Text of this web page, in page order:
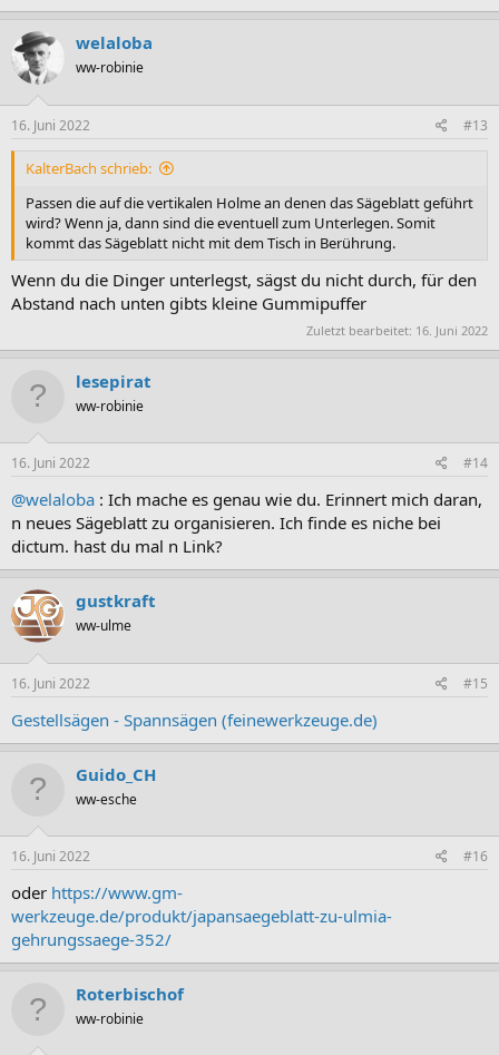
welaloba
ww-robinie
16. Juni 2022 #13
KalterBach schrieb:
Passen die auf die vertikalen Holme an denen das Sägeblatt geführt
wird? Wenn ja, dann sind die eventuell zum Unterlegen. Somit
kommt das Sägeblatt nicht mit dem Tisch in Berührung.
Wenn du die Dinger unterlegst, sägst du nicht durch, für den
Abstand nach unten gibts kleine Gummipuffer
Zuletzt bearbeitet: 16. Juni 2022
lesepirat
ww-robinie
16. Juni 2022 #14
@welaloba : Ich mache es genau wie du. Erinnert mich daran,
n neues Sägeblatt zu organisieren. Ich finde es niche bei
dictum. hast du mal n Link?
gustkraft
ww-ulme
16. Juni 2022 #15
Gestellsägen - Spannsägen (feinewerkzeuge.de)
Guido_CH
ww-esche
16. Juni 2022 #16
oder https://www.gm-
werkzeuge.de/produkt/japansaegeblatt-zu-ulmia-
gehrungssaege-352/
Roterbischof
ww-robinie